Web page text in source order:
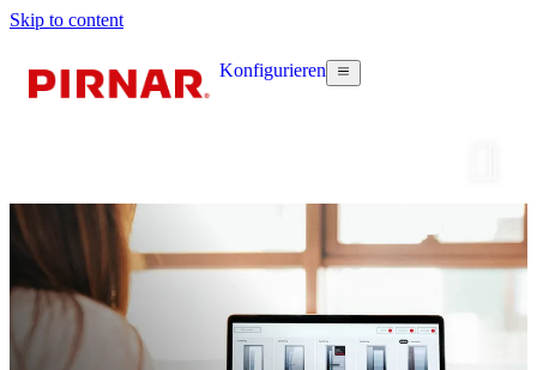
Skip to content
Konfigurieren
Haustür